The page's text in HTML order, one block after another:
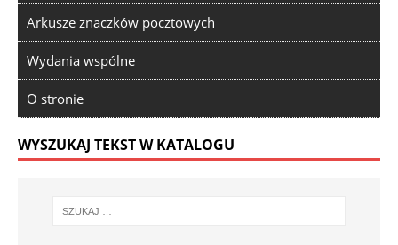
Arkusze znaczków pocztowych
Wydania wspólne
O stronie
WYSZUKAJ TEKST W KATALOGU